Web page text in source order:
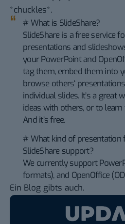
*chuckles*.
# What is SlideShare?
SlideShare is a free service
presentations and
your PowerPoint and
tag them, embed them into
browse others‘
individual slides. It’s a great
ideas with others, or to
And it’s free.
# What kind of presentation
SlideShare support?
We currently support
formats), and OpenOffice
Ein Blog gibts auch.